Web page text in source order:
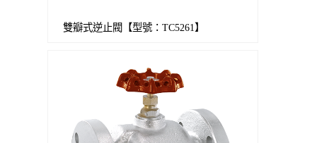
雙瓣式逆止閥【型號：TC5261】